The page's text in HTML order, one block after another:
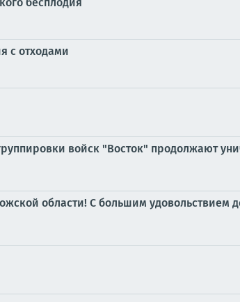
с отходами
войск "Восток" продолжают
области! С большим удовольствием